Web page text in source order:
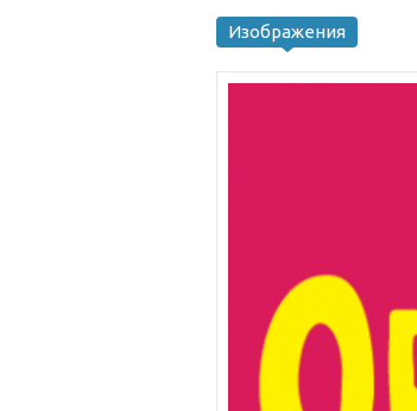
Изображения